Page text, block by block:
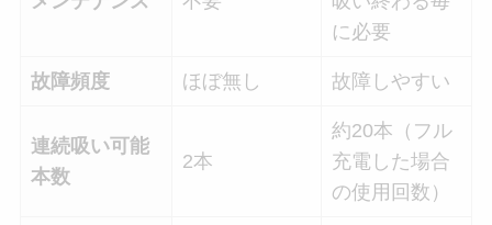
に必要
故障頻度 ほぼ無し 故障しやすい
連続吸い可能
本数
2本
約20本（フル
充電した場合
の使用回数）